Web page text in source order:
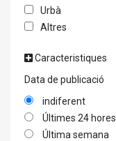
Urbà
Altres
Caracteristiques
Data de publicació
indiferent
Últimes 24 hores
Última semana